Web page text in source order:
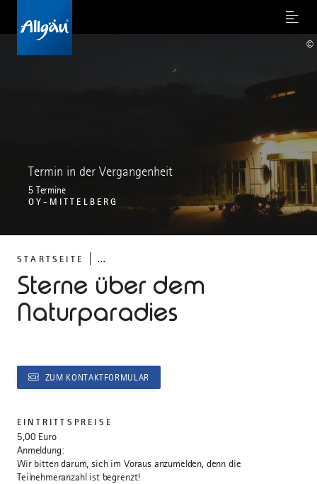
Menu
STARTSEITE ...
Sterne über dem
Naturparadies
Termin in der Vergangenheit
5 Termine
OY-MITTELBERG
©
ZUM KONTAKTFORMULAR
EINTRITTSPREISE
5,00 Euro
Anmeldung:
Wir bitten darum, sich im Voraus anzumelden, denn die
Teilnehmeranzahl ist begrenzt!